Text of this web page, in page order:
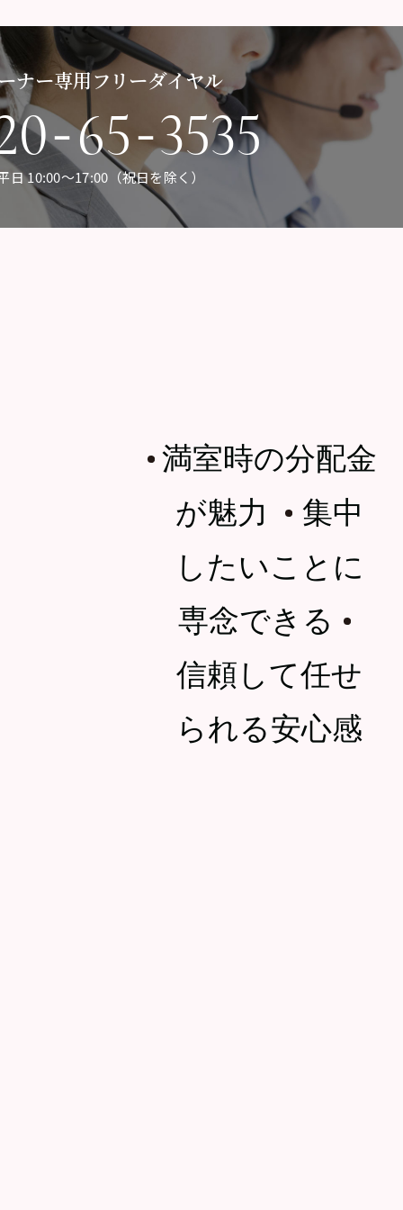
ナー専用フリーダイヤル
-65-3535
日 10:00〜17:00（祝日を除く）
・満室時の分配金
が魅力 ・集中
したいことに
専念できる ・
信頼して任せ
られる安心感